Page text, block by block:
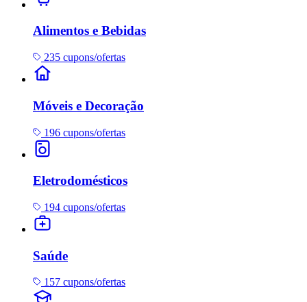
Alimentos e Bebidas
235 cupons/ofertas
Móveis e Decoração
196 cupons/ofertas
Eletrodomésticos
194 cupons/ofertas
Saúde
157 cupons/ofertas